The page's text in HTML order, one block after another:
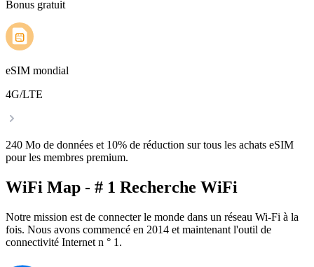
Bonus gratuit
eSIM mondial
4G/LTE
240 Mo de données et 10% de réduction sur tous les achats eSIM
pour les membres premium.
WiFi Map - # 1 Recherche WiFi
Notre mission est de connecter le monde dans un réseau Wi-Fi à la
fois. Nous avons commencé en 2014 et maintenant l'outil de
connectivité Internet n ° 1.